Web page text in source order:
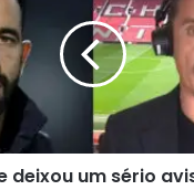
deixou um sério